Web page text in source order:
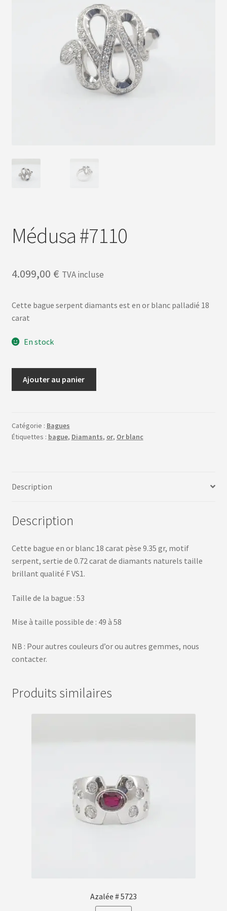
Médusa #7110
4.099,00 € TVA incluse
Cette bague serpent diamants est en or blanc palladié 18
carat
En stock
Ajouter au panier
Catégorie : Bagues
Étiquettes : bague, Diamants, or, Or blanc
Description
Description
Cette bague en or blanc 18 carat pèse 9.35 gr, motif
serpent, sertie de 0.72 carat de diamants naturels taille
brillant qualité F VS1.
Taille de la bague : 53
Mise à taille possible de : 49 à 58
NB : Pour autres couleurs d’or ou autres gemmes, nous
contacter.
Produits similaires
Azalée # 5723